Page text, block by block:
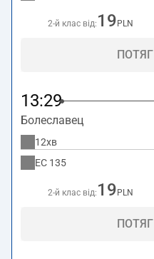
2-й клас від: 19 PLN
ПОТЯГ
13:29
Болеславец
12хв
EC 135
2-й клас від: 19 PLN
ПОТЯГ